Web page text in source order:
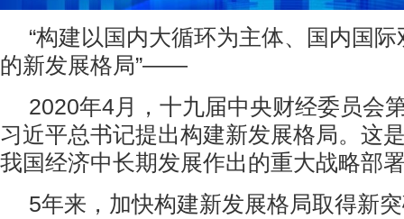
“构建以国内大循环为主体、国内国
的新发展格局”——
2020年4月，十九届中央财经委员会
习近平总书记提出构建新发展格局。这
我国经济中长期发展作出的重大战略部
5年来，加快构建新发展格局取得新